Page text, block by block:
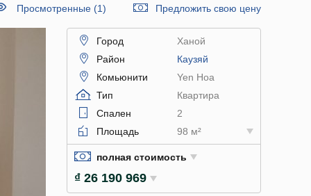
Просмотренные (1) Предложить свою цену
Город
Ханой
Район
Каузяй
Комьюнити
Yen Hoa
Тип
Квартира
Спален
2
Площадь
98 м²
полная стоимость
₫ 26 190 969